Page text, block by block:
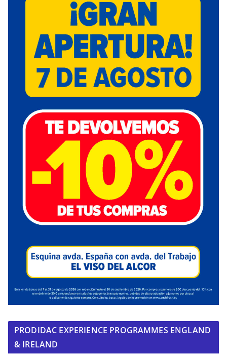
PRODIDAC EXPERIENCE PROGRAMMES ENGLAND
& IRELAND